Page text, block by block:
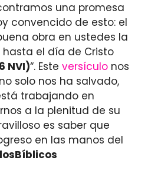
una promesa
convencido de esto: el
obra en ustedes la
el día de Cristo
NVI)“. Este versículo nos
no solo nos ha salvado,
trabajando en
a la plenitud de su
es saber que
en las manos del